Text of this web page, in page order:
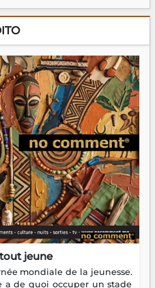
jeune
mondiale de la jeunesse.
a de quoi occuper un stade